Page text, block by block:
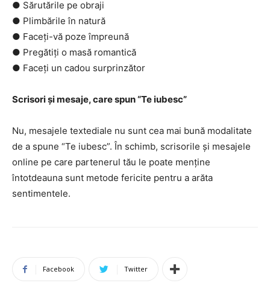
● Sărutările pe obraji
● Plimbările în natură
● Faceți-vă poze împreună
● Pregătiți o masă romantică
● Faceți un cadou surprinzător
Scrisori și mesaje, care spun “Te iubesc”
Nu, mesajele textediale nu sunt cea mai bună modalitate
de a spune “Te iubesc”. În schimb, scrisorile și mesajele
online pe care partenerul tău le poate menține
întotdeauna sunt metode fericite pentru a arăta
sentimentele.
Facebook Twitter